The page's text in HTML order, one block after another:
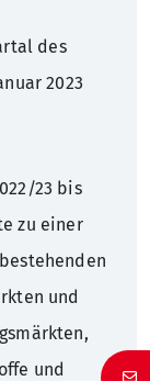
des
2023
23 bis
zu einer
und
und